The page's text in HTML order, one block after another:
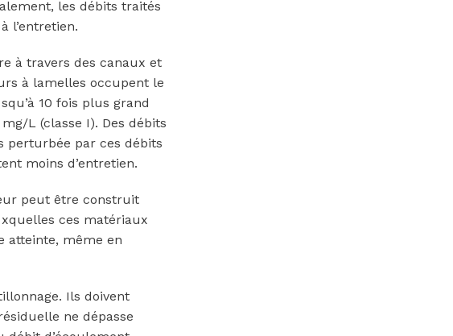
les débits traités
l’entretien.
à travers des canaux et
à lamelles occupent le
10 fois plus grand
L (classe I). Des débits
perturbée par ces débits
moins d’entretien.
peut être construit
ces matériaux
atteinte, même en
Ils doivent
ne dépasse